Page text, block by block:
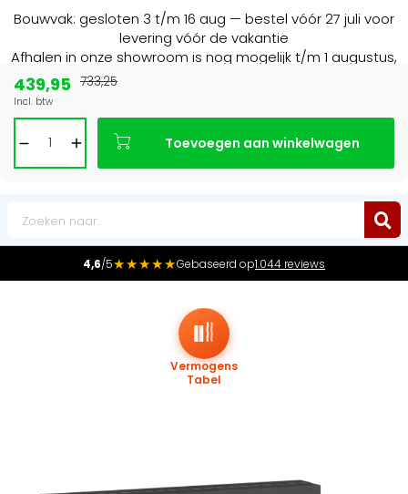
Bouwvak: gesloten 3 t/m 16 aug — bestel vóór 27 juli voor
levering vóór de vakantie
Afhalen in onze showroom is nog mogelijk t/m 1 augustus,
4,6/5★★★★★Gebaseerd op1.044 reviews
Vermogens
Tabel
439,95
Incl. btw
733,25
Toevoegen aan winkelwagen